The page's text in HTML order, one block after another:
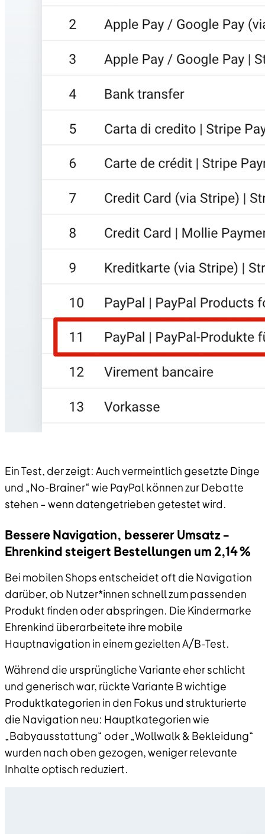
Ein Test, der zeigt: Auch vermeintlich gesetzte Dinge
und „No-Brainer“ wie PayPal können zur Debatte
stehen – wenn datengetrieben getestet wird.
Bessere Navigation, besserer Umsatz –
Ehrenkind steigert Bestellungen um 2,14 %
Bei mobilen Shops entscheidet oft die Navigation
darüber, ob Nutzer*innen schnell zum passenden
Produkt finden oder abspringen. Die Kindermarke
Ehrenkind überarbeitete ihre mobile
Hauptnavigation in einem gezielten A/B-Test.
Während die ursprüngliche Variante eher schlicht
und generisch war, rückte Variante B wichtige
Produktkategorien in den Fokus und strukturierte
die Navigation neu: Hauptkategorien wie
„Babyausstattung“ oder „Wollwalk & Bekleidung“
wurden nach oben gezogen, weniger relevante
Inhalte optisch reduziert.